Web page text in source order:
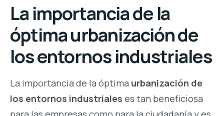
La importancia de la
óptima urbanización de
los entornos industriales
La importancia de la óptima urbanización de
los entornos industriales es tan beneficiosa